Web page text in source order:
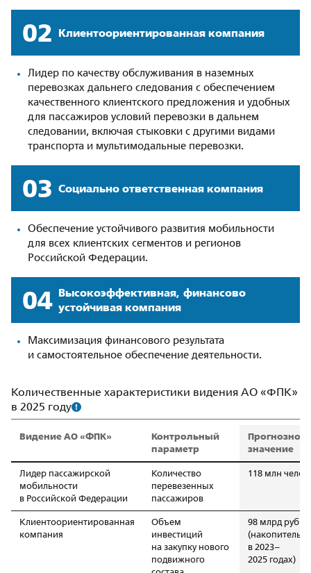
02 Клиенто­ориентированная компания
Лидер по качеству обслуживания в наземных
перевозках дальнего следования с обеспечением
качественного клиентского предложения и удобных
для пассажиров условий перевозки в дальнем
следовании, включая стыковки с другими видами
транспорта и мультимодальные перевозки.
03 Социально ответственная компания
Обеспечение устойчивого развития мобильности
для всех клиентских сегментов и регионов
Российской Федерации.
04 Высоко­эффективная, финансово
устойчивая компания
Максимизация финансового результата
и самостоятельное обеспечение деятельности.
Количественные характеристики видения АО «ФПК»
в 2025 году
Видение АО «ФПК»
Контрольный
параметр
Прогнозное
значение
Лидер пассажирской
мобильности
в Российской Федерации
Количество
перевезенных
пассажиров
118 млн
Клиентоориентированная
компания
Объем
инвестиций
на закупку нового
подвижного
98 млрд руб.
в 2023–
2025 годах)